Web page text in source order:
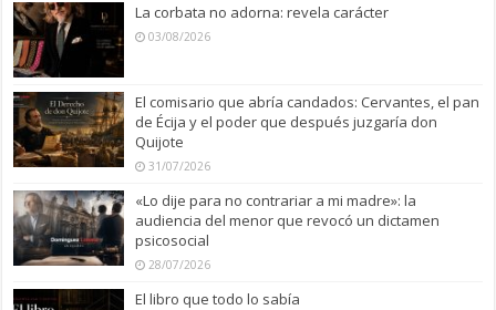
La corbata no adorna: revela carácter
03/08/2026
El comisario que abría candados: Cervantes, el pan
de Écija y el poder que después juzgaría don
Quijote
31/07/2026
«Lo dije para no contrariar a mi madre»: la
audiencia del menor que revocó un dictamen
psicosocial
28/07/2026
El libro que todo lo sabía